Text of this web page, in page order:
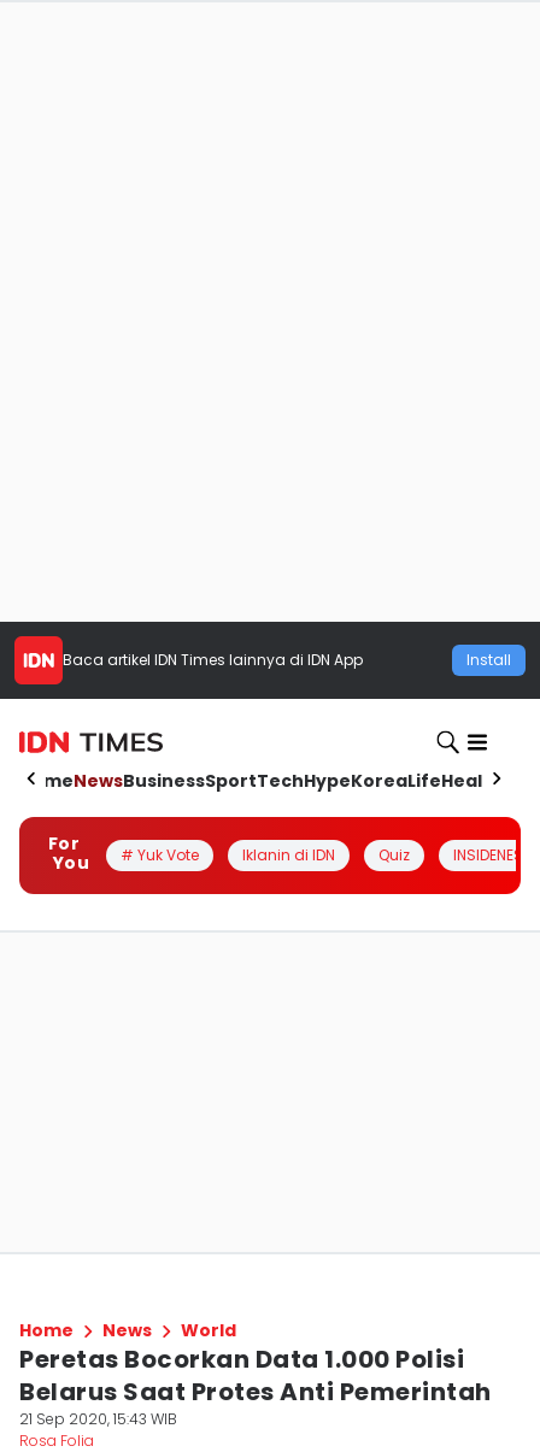
Baca artikel IDN Times lainnya di IDN App Install
HomeNewsBusinessSportTechHypeKoreaLifeHealth
For
You
# Yuk Vote Iklanin di IDN Quiz INSIDENESIA
Home News World
Peretas Bocorkan Data 1.000 Polisi
Belarus Saat Protes Anti Pemerintah
21 Sep 2020, 15:43 WIB
Rosa Folia